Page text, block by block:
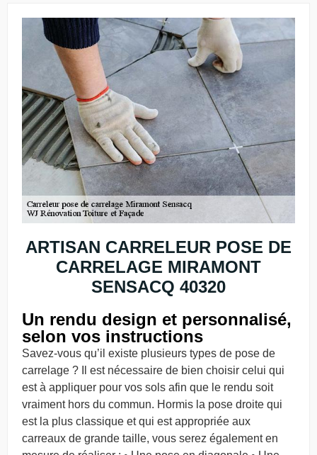
ARTISAN CARRELEUR POSE DE
CARRELAGE MIRAMONT
SENSACQ 40320
Un rendu design et personnalisé,
selon vos instructions
Savez-vous qu’il existe plusieurs types de pose de
carrelage ? Il est nécessaire de bien choisir celui qui
est à appliquer pour vos sols afin que le rendu soit
vraiment hors du commun. Hormis la pose droite qui
est la plus classique et qui est appropriée aux
carreaux de grande taille, vous serez également en